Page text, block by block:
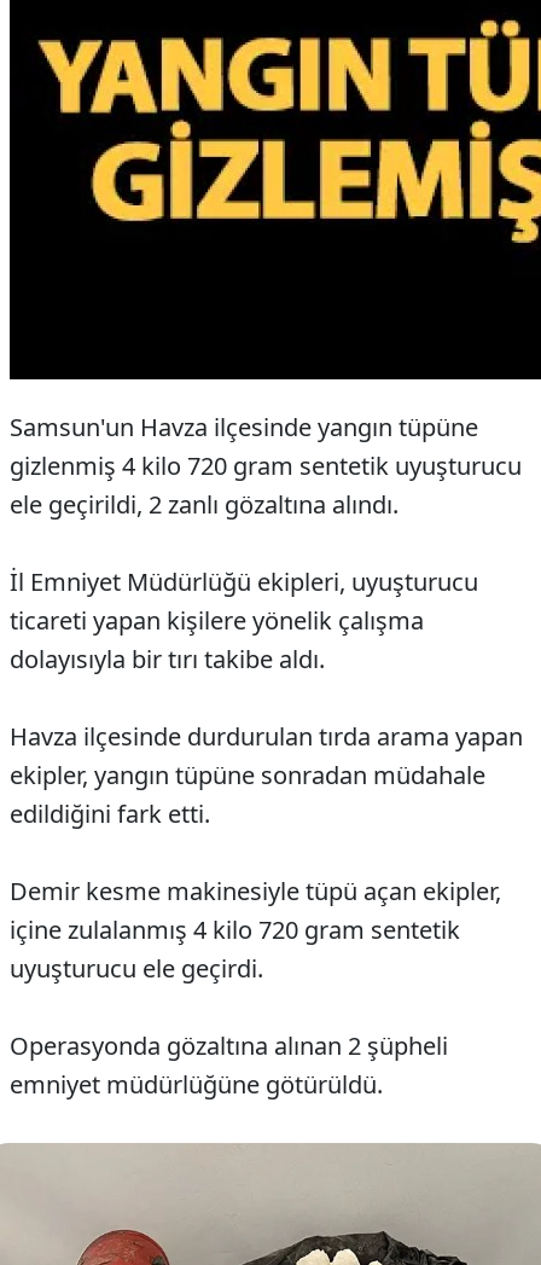
Samsun'un Havza ilçesinde yangın tüpüne
gizlenmiş 4 kilo 720 gram sentetik uyuşturucu
ele geçirildi, 2 zanlı gözaltına alındı.
İl Emniyet Müdürlüğü ekipleri, uyuşturucu
ticareti yapan kişilere yönelik çalışma
dolayısıyla bir tırı takibe aldı.
Havza ilçesinde durdurulan tırda arama yapan
ekipler, yangın tüpüne sonradan müdahale
edildiğini fark etti.
Demir kesme makinesiyle tüpü açan ekipler,
içine zulalanmış 4 kilo 720 gram sentetik
uyuşturucu ele geçirdi.
Operasyonda gözaltına alınan 2 şüpheli
emniyet müdürlüğüne götürüldü.